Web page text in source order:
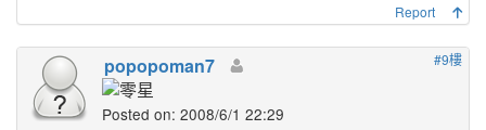
Report
#9樓
popopoman7
Posted on: 2008/6/1 22:29